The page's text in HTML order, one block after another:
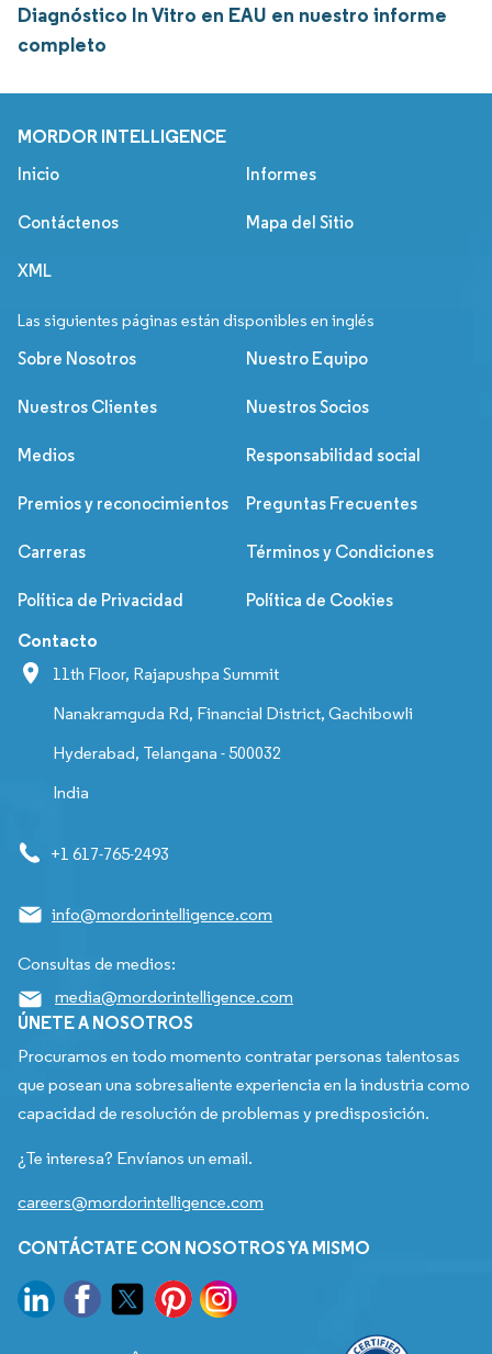
Diagnóstico In Vitro en EAU en nuestro informe
completo
MORDOR INTELLIGENCE
Inicio Informes
Contáctenos Mapa del Sitio
XML
Las siguientes páginas están disponibles en inglés
Sobre Nosotros Nuestro Equipo
Nuestros Clientes Nuestros Socios
Medios Responsabilidad social
Premios y reconocimientos Preguntas Frecuentes
Carreras Términos y Condiciones
Política de Privacidad Política de Cookies
Contacto
11th Floor, Rajapushpa Summit
Nanakramguda Rd, Financial District, Gachibowli
Hyderabad, Telangana - 500032
India
+1 617-765-2493
info@mordorintelligence.com
Consultas de medios:
media@mordorintelligence.com
ÚNETE A NOSOTROS
Procuramos en todo momento contratar personas talentosas
que posean una sobresaliente experiencia en la industria como
capacidad de resolución de problemas y predisposición.
¿Te interesa? Envíanos un email.
careers@mordorintelligence.com
CONTÁCTATE CON NOSOTROS YA MISMO